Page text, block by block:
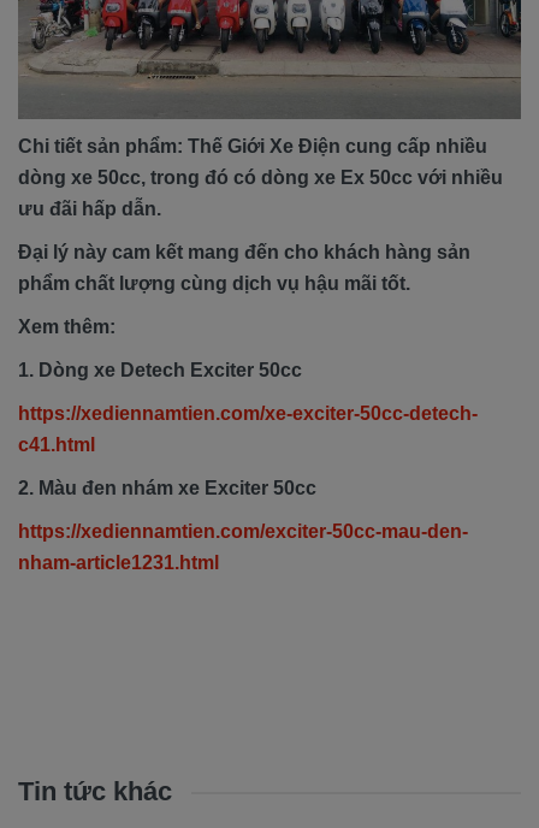
Chi tiết sản phẩm: Thế Giới Xe Điện cung cấp nhiều
dòng xe 50cc, trong đó có dòng xe Ex 50cc với nhiều
ưu đãi hấp dẫn.
Đại lý này cam kết mang đến cho khách hàng sản
phẩm chất lượng cùng dịch vụ hậu mãi tốt.
Xem thêm:
1. Dòng xe Detech Exciter 50cc
https://xediennamtien.com/xe-exciter-50cc-detech-
c41.html
2. Màu đen nhám xe Exciter 50cc
https://xediennamtien.com/exciter-50cc-mau-den-
nham-article1231.html
Tin tức khác